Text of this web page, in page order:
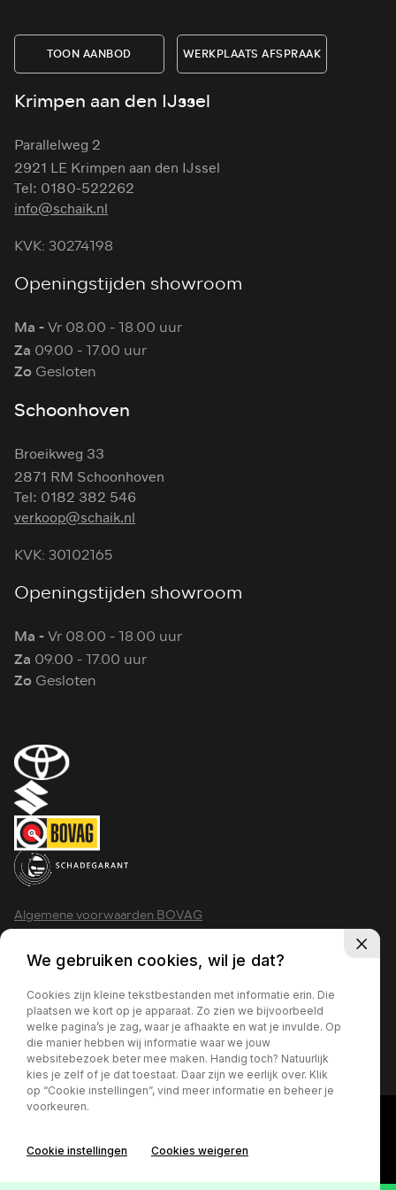
TOON AANBOD WERKPLAATS AFSPRAAK
Krimpen aan den IJssel
Parallelweg 2
2921 LE Krimpen aan den IJssel
Tel: 0180-522262
info@schaik.nl
KVK: 30274198
Openingstijden showroom
Ma -Vr 08.00 - 18.00 uur
Za 09.00 - 17.00 uur
Zo Gesloten
Schoonhoven
Broeikweg 33
2871 RM Schoonhoven
Tel: 0182 382 546
verkoop@schaik.nl
KVK: 30102165
Openingstijden showroom
Ma -Vr 08.00 - 18.00 uur
Za 09.00 - 17.00 uur
Zo Gesloten
Algemene voorwaarden BOVAG
2026 - Krimpen aan den IJssel
We gebruiken cookies, wil je dat?
Cookies zijn kleine tekstbestanden met informatie erin. Die
plaatsen we kort op je apparaat. Zo zien we bijvoorbeeld
welke pagina’s je zag, waar je afhaakte en wat je invulde. Op
die manier hebben wij informatie waar we jouw
websitebezoek beter mee maken. Handig toch? Natuurlijk
kies je zelf of je dat toestaat. Daar zijn we eerlijk over. Klik
op “Cookie instellingen”, vind meer informatie en beheer je
voorkeuren.
Cookie instellingen Cookies weigeren